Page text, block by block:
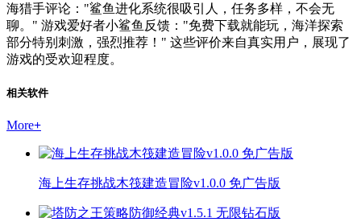
海猎手评论："鲨鱼进化系统很吸引人，任务多样，不会无
聊。" 游戏爱好者小鲨鱼反馈："免费下载就能玩，海洋探索
部分特别刺激，强烈推荐！" 这些评价来自真实用户，展现了
游戏的受欢迎程度。
相关软件
More+
海上生存挑战木筏建造冒险v1.0.0 免广告版